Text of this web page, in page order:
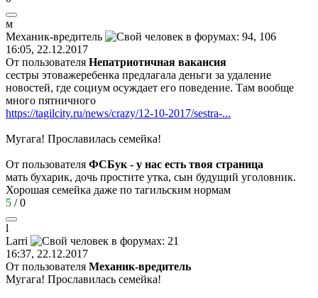
м
Механик-вредитель
16:05, 22.12.2017
От пользователя Непатриотичная вакансия
сестры этоважеребенка предлагала деньги за удаление
новостей, где социум осуждает его поведение. Там вообще
много пятничного
https://tagilcity.ru/news/crazy/12-10-2017/sestra-...
Мугага! Прославилась семейка!
От пользователя ФСБук - у нас есть твоя страница
мать бухарик, дочь простите утка, сын будущий уголовник.
Хорошая семейка даже по тагильским нормам
5 /0
l
Larri
16:37, 22.12.2017
От пользователя Механик-вредитель
Мугага! Прославилась семейка!